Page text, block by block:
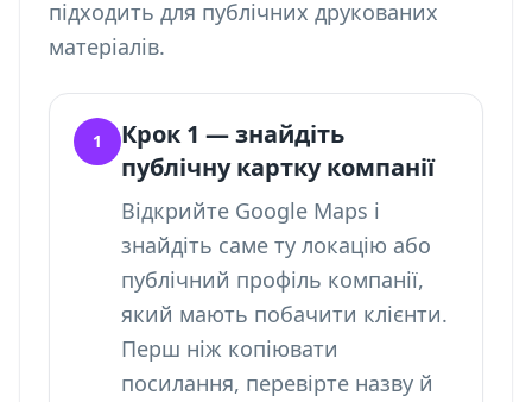
підходить для публічних друкованих
матеріалів.
1
Крок 1 — знайдіть
публічну картку компанії
Відкрийте Google Maps і
знайдіть саме ту локацію або
публічний профіль компанії,
який мають побачити клієнти.
Перш ніж копіювати
посилання, перевірте назву й